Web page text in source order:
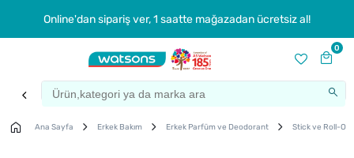
Online'dan sipariş ver, 1 saatte mağazadan ücretsiz al!
0
Ana Sayfa Erkek Bakım Erkek Parfüm ve Deodorant Stick ve Roll-On